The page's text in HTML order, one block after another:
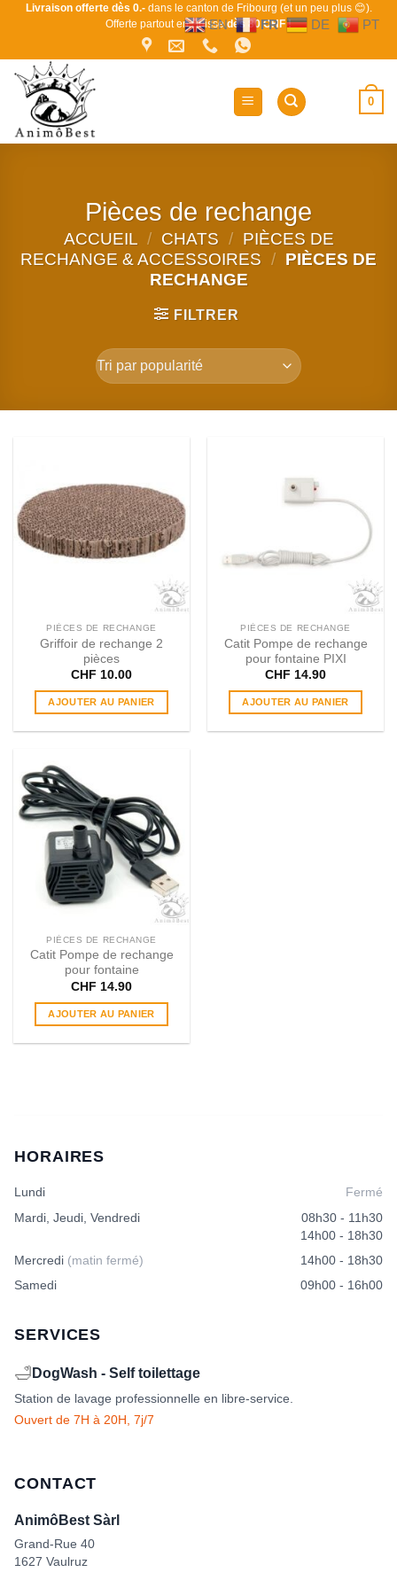
PasserLivraison offerte dès 0.-dans le canton de Fribourg (et un peu plus 😊).
Offerte partout en Suissedès 80 CHF !
0
Pièces de rechange
ACCUEIL / CHATS / PIÈCES DE
RECHANGE & ACCESSOIRES / PIÈCES DE
RECHANGE
FILTRER
PIÈCES DE RECHANGE
Griffoir de rechange 2
pièces
CHF 10.00
AJOUTER AU PANIER
PIÈCES DE RECHANGE
Catit Pompe de rechange
pour fontaine PIXI
CHF 14.90
AJOUTER AU PANIER
PIÈCES DE RECHANGE
Catit Pompe de rechange
pour fontaine
CHF 14.90
AJOUTER AU PANIER
HORAIRES
Lundi
Fermé
Mardi, Jeudi, Vendredi
08h30 - 11h30
14h00 - 18h30
Mercredi (matin fermé)
14h00 - 18h30
Samedi
09h00 - 16h00
SERVICES
🛁 DogWash - Self toilettage
Station de lavage professionnelle en libre-service.
Ouvert de 7H à 20H, 7j/7
CONTACT
AnimôBest Sàrl
Grand-Rue 40
1627 Vaulruz
EN FR DE PT